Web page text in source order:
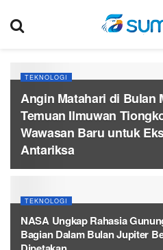
TEKNOLOGI
Angin Matahari di Bulan
Temuan Ilmuwan
Wawasan Baru untuk
Antariksa
TEKNOLOGI
NASA Ungkap Rahasia
Bagian Dalam Bulan Jupiter